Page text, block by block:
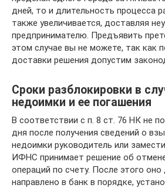
дней, то и длительность процесса
также увеличивается, доставляя
предпринимателю. Предъявить
этом случае вы не можете, так как
доставки решения допустим
Сроки разблокировки в
недоимки и ее погашения
В соответствии с п. 8 ст. 76 НК не
дня после получения сведений о
недоимки руководитель или
ИФНС принимает решение об
операций по счету. После этого
направлено в банк в порядке,